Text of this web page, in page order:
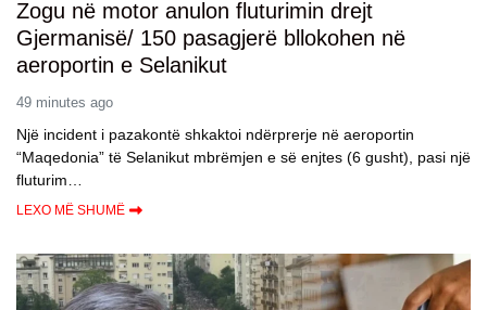
Zogu në motor anulon fluturimin drejt
Gjermanisë/ 150 pasagjerë bllokohen në
aeroportin e Selanikut
49 minutes ago
Një incident i pazakontë shkaktoi ndërprerje në aeroportin
“Maqedonia” të Selanikut mbrëmjen e së enjtes (6 gusht), pasi një
fluturim…
LEXO MË SHUMË